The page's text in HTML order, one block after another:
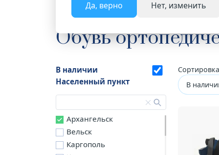
Да, верно Нет, изменить
Главная Каталог Ортопедические изделия
Обувь
В наличии
Населенный пункт
Архангельск
Вельск
Каргополь
В